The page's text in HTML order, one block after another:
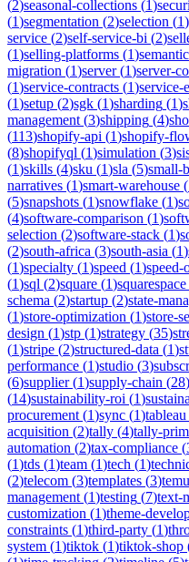
(2)seasonal-collections (1)
(1)segmentation (2)selection (1)
service (2)self-service-bi (2)
(1)selling-platforms (1)
migration (1)server(1)server-
(1)service-contracts (1)service-
(1)setup (2)sgk (1)sharding (1)
management (3)shipping (4)
(113)shopify-api (1)shopify-
(8)shopifyql (1)simulation (3)
(1)skills (4)sku (1)sla (5)small-
narratives (1)smart-warehouse (
(5)snapshots (1)snowflake (1)
(4)software-comparison (1)
selection (2)software-stack (1)
(2)south-africa (3)south-asia (1)
(1)specialty (1)speed (1)speed-
(1)sql (2)square (1)squarespace
schema (2)startup (2)state-
(1)store-optimization (1)store-
design (1)stp (1)strategy (35)
(1)stripe (2)structured-data (1)
performance (1)studio (3)
(6)supplier(1)supply-chain (28)
(14)sustainability-roi (1)
procurement (1)sync (1)tableau
acquisition (2)tally (4)tally-
automation (2)tax-compliance (
(1)tds (1)team (1)tech (1)
(2)telecom (3)templates (3)temu
management (1)testing (7)text-
customization (1)theme-
constraints (1)third-party (1)
system (1)tiktok (1)tiktok-shop